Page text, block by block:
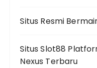
Situs Resmi
Situs Slot88
Nexus Terbaru